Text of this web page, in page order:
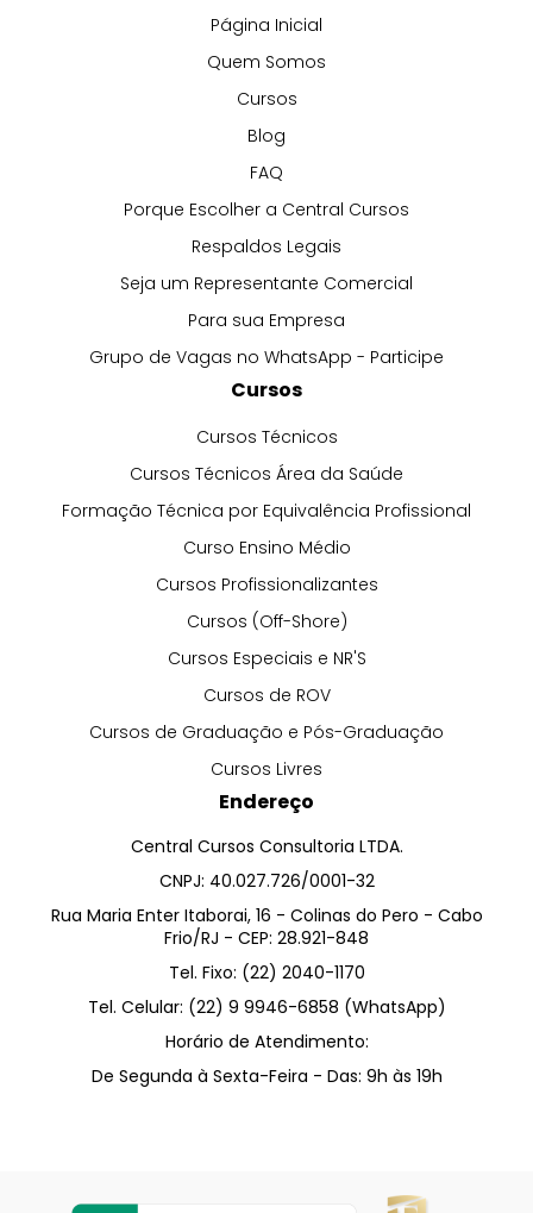
Página Inicial
Quem Somos
Cursos
Blog
FAQ
Porque Escolher a Central Cursos
Respaldos Legais
Seja um Representante Comercial
Para sua Empresa
Grupo de Vagas no WhatsApp - Participe
Cursos
Cursos Técnicos
Cursos Técnicos Área da Saúde
Formação Técnica por Equivalência Profissional
Curso Ensino Médio
Cursos Profissionalizantes
Cursos (Off-Shore)
Cursos Especiais e NR'S
Cursos de ROV
Cursos de Graduação e Pós-Graduação
Cursos Livres
Endereço
Central Cursos Consultoria LTDA.
CNPJ: 40.027.726/0001-32
Rua Maria Enter Itaborai, 16 - Colinas do Pero - Cabo
Frio/RJ - CEP: 28.921-848
Tel. Fixo: (22) 2040-1170
Tel. Celular: (22) 9 9946-6858 (WhatsApp)
Horário de Atendimento:
De Segunda à Sexta-Feira - Das: 9h às 19h